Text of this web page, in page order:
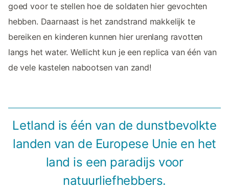
goed voor te stellen hoe de soldaten hier gevochten
hebben. Daarnaast is het zandstrand makkelijk te
bereiken en kinderen kunnen hier urenlang ravotten
langs het water. Wellicht kun je een replica van één van
de vele kastelen nabootsen van zand!
Letland is één van de dunstbevolkte
landen van de Europese Unie en het
land is een paradijs voor
natuurliefhebbers.